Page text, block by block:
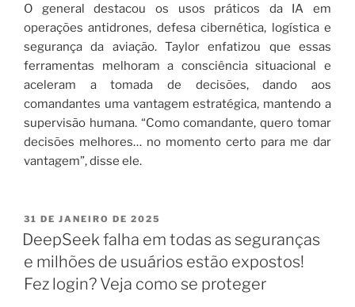
O general destacou os usos práticos da IA ​​em
operações antidrones, defesa cibernética, logística e
segurança da aviação. Taylor enfatizou que essas
ferramentas melhoram a consciência situacional e
aceleram a tomada de decisões, dando aos
comandantes uma vantagem estratégica, mantendo a
supervisão humana. “Como comandante, quero tomar
decisões melhores… no momento certo para me dar
vantagem”, disse ele.
31 DE JANEIRO DE 2025
DeepSeek falha em todas as seguranças
e milhões de usuários estão expostos!
Fez login? Veja como se proteger